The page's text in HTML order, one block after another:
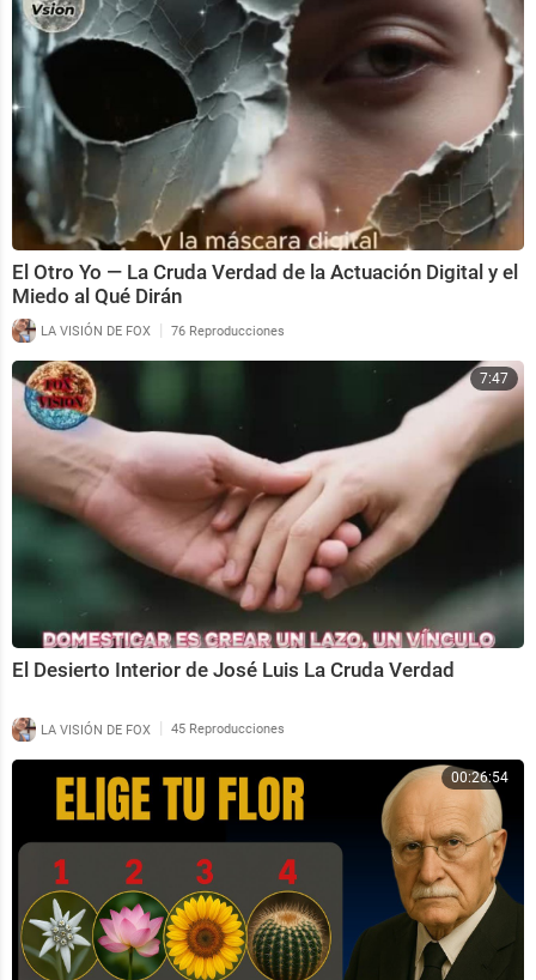
El Otro Yo — La Cruda Verdad de la Actuación Digital y el
Miedo al Qué Dirán
LA VISIÓN DE FOX | 76 Reproducciones
7:47
El Desierto Interior de José Luis La Cruda Verdad
LA VISIÓN DE FOX | 45 Reproducciones
00:26:54